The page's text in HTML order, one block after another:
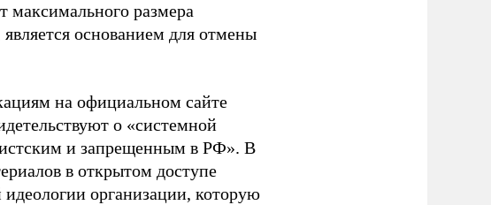
максимального размера
основанием для отмены
на официальном сайте
о «системной
и запрещенным в РФ». В
в открытом доступе
организации, которую